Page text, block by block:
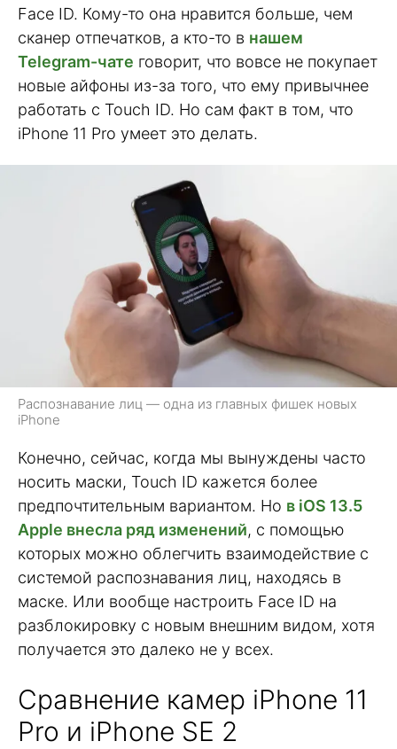
Face ID. Кому-то она нравится больше, чем
сканер отпечатков, а кто-то в нашем
Telegram-чате говорит, что вовсе не покупает
новые айфоны из-за того, что ему привычнее
работать с Touch ID. Но сам факт в том, что
iPhone 11 Pro умеет это делать.
Распознавание лиц — одна из главных фишек новых
iPhone
Конечно, сейчас, когда мы вынуждены часто
носить маски, Touch ID кажется более
предпочтительным вариантом. Но в iOS 13.5
Apple внесла ряд изменений, с помощью
которых можно облегчить взаимодействие с
системой распознавания лиц, находясь в
маске. Или вообще настроить Face ID на
разблокировку с новым внешним видом, хотя
получается это далеко не у всех.
Сравнение камер iPhone 11
Pro и iPhone SE 2